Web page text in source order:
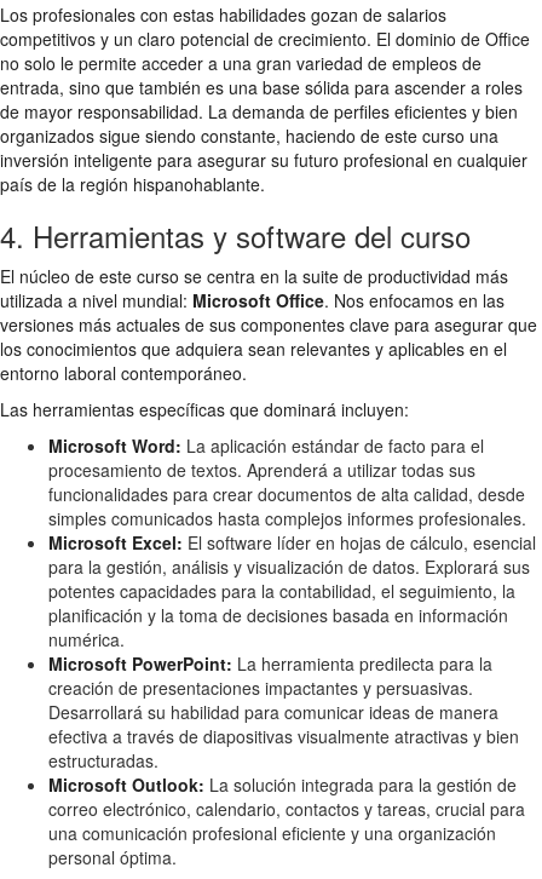
Los profesionales con estas habilidades gozan de salarios
competitivos y un claro potencial de crecimiento. El dominio de Office
no solo le permite acceder a una gran variedad de empleos de
entrada, sino que también es una base sólida para ascender a roles
de mayor responsabilidad. La demanda de perfiles eficientes y bien
organizados sigue siendo constante, haciendo de este curso una
inversión inteligente para asegurar su futuro profesional en cualquier
país de la región hispanohablante.
4. Herramientas y software del curso
El núcleo de este curso se centra en la suite de productividad más
utilizada a nivel mundial: Microsoft Office. Nos enfocamos en las
versiones más actuales de sus componentes clave para asegurar que
los conocimientos que adquiera sean relevantes y aplicables en el
entorno laboral contemporáneo.
Las herramientas específicas que dominará incluyen:
Microsoft Word: La aplicación estándar de facto para el
procesamiento de textos. Aprenderá a utilizar todas sus
funcionalidades para crear documentos de alta calidad, desde
simples comunicados hasta complejos informes profesionales.
Microsoft Excel: El software líder en hojas de cálculo, esencial
para la gestión, análisis y visualización de datos. Explorará sus
potentes capacidades para la contabilidad, el seguimiento, la
planificación y la toma de decisiones basada en información
numérica.
Microsoft PowerPoint: La herramienta predilecta para la
creación de presentaciones impactantes y persuasivas.
Desarrollará su habilidad para comunicar ideas de manera
efectiva a través de diapositivas visualmente atractivas y bien
estructuradas.
Microsoft Outlook: La solución integrada para la gestión de
correo electrónico, calendario, contactos y tareas, crucial para
una comunicación profesional eficiente y una organización
personal óptima.